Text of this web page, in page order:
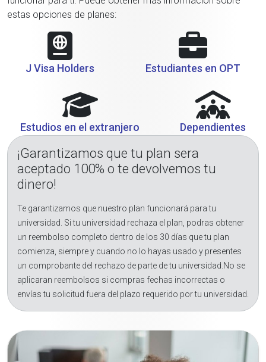
estas opciones de planes:
J Visa Holders Estudiantes en OPT
Estudios en el extranjero Dependientes
¡Garantizamos que tu plan sera
aceptado 100% o te devolvemos tu
dinero!
Te garantizamos que nuestro plan funcionará para tu
universidad. Si tu universidad rechaza el plan, podras obtener
un reembolso completo dentro de los 30 días que tu plan
comienza, siempre y cuando no lo hayas usado y presentes
un comprobante del rechazo de parte de tu universidad.No se
aplicaran reembolsos si compras fechas incorrectas o
envías tu solicitud fuera del plazo requerido por tu universidad.